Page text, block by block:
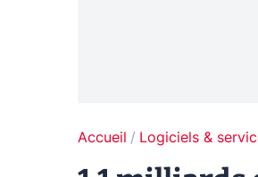
Accueil Logiciels &